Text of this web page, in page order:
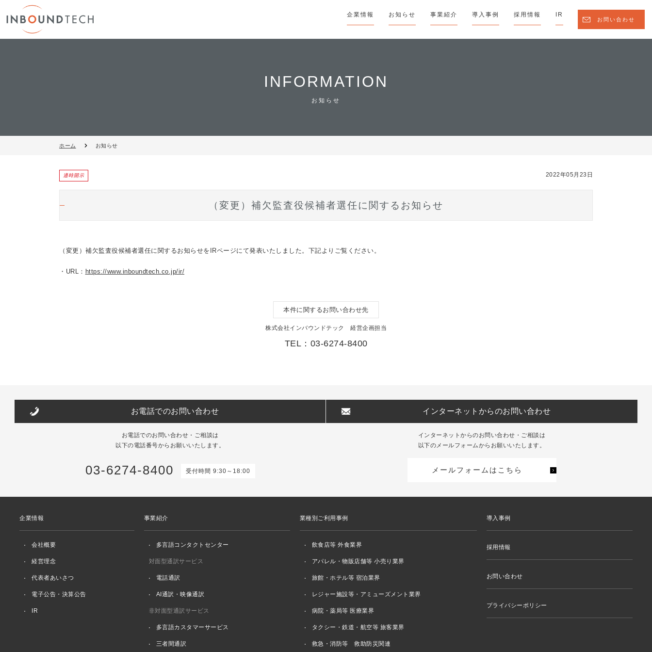
企業情報 お知らせ 事業紹介 導入事例 採用情報 IR
お問い合わせ
INFORMATION
お知らせ
ホーム お知らせ
適時開示 2022年05月23日
（変更）補欠監査役候補者選任に関するお知らせ
（変更）補欠監査役候補者選任に関するお知らせをIRページにて発表いたしました。下記よりご覧ください。
・URL： https://www.inboundtech.co.jp/ir/
本件に関するお問い合わせ先
株式会社インバウンドテック 経営企画担当
TEL：03-6274-8400
お電話でのお問い合わせ
お電話でのお問い合わせ・ご相談は
以下の電話番号からお願いいたします。
03-6274-8400 受付時間 9:30～18:00
インターネットからのお問い合わせ
インターネットからのお問い合わせ・ご相談は
以下のメールフォームからお願いいたします。
メールフォームはこちら
企業情報
会社概要
経営理念
代表者あいさつ
電子公告・決算公告
IR
事業紹介
多言語コンタクトセンター
対面型通訳サービス
電話通訳
AI通訳・映像通訳
非対面型通訳サービス
多言語カスタマーサービス
三者間通訳
業種別ご利用事例
飲食店等 外食業界
アパレル・物販店舗等 小売り業界
旅館・ホテル等 宿泊業界
レジャー施設等・アミューズメント業界
病院・薬局等 医療業界
タクシー・鉄道・航空等 旅客業界
救急・消防等 救助防災関連
導入事例
採用情報
お問い合わせ
プライバシーポリシー